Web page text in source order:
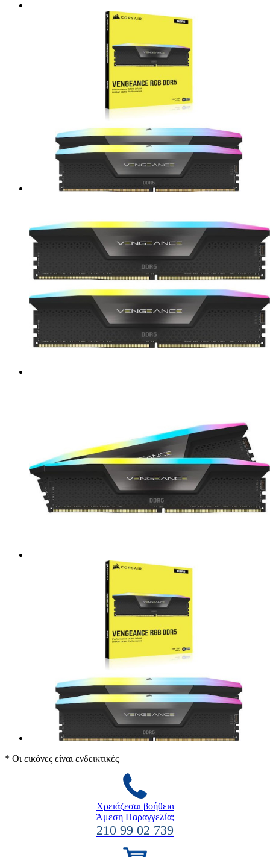
* Οι εικόνες είναι ενδεικτικές
Χρειάζεσαι βοήθεια
Άμεση Παραγγελία;
210 99 02 739